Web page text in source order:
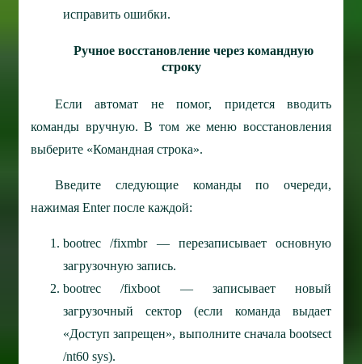
исправить ошибки.
Ручное восстановление через командную
строку
Если автомат не помог, придется вводить
команды вручную. В том же меню восстановления
выберите «Командная строка».
Введите следующие команды по очереди,
нажимая Enter после каждой:
bootrec /fixmbr — перезаписывает основную
загрузочную запись.
bootrec /fixboot — записывает новый
загрузочный сектор (если команда выдает
«Доступ запрещен», выполните сначала bootsect
/nt60 sys).